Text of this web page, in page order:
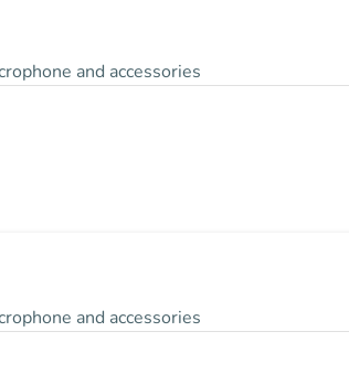
and accessories
and accessories